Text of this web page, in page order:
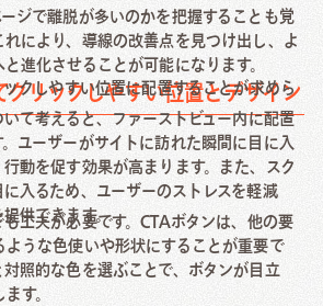
ジで離脱が多いのかを把握することも覚
により、導線の改善点を見つけ出し、よ
進化させることが可能になります。
クリックしやすい位置とデザイン
クしやすい位置に配置することが求めら
て考えると、ファーストビュー内に配置
ユーザーがサイトに訪れた瞬間に目に入
動を促す効果が高まります。また、スク
入るため、ユーザーのストレスを軽減
供できます。
工夫が必要です。CTAボタンは、他の要
うな色使いや形状にすることが重要で
照的な色を選ぶことで、ボタンが目立
す。